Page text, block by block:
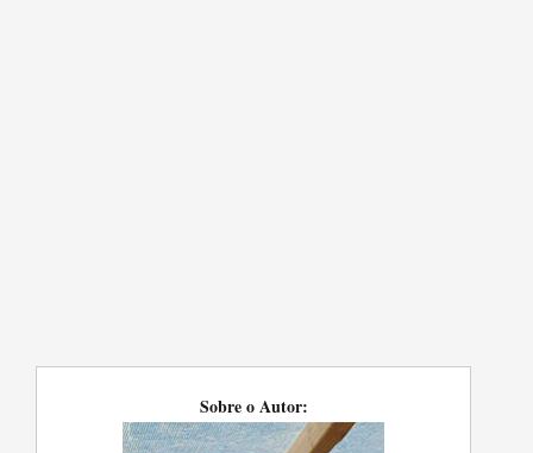
Sobre o Autor: